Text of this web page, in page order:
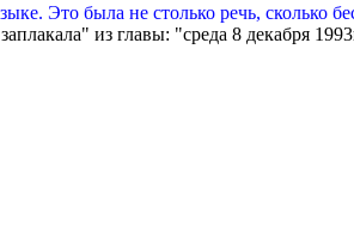
Это была не столько речь, сколько
из главы: "среда 8 декабря